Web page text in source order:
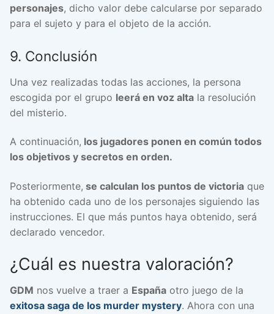
personajes, dicho valor debe calcularse por separado
para el sujeto y para el objeto de la acción.
9. Conclusión
Una vez realizadas todas las acciones, la persona
escogida por el grupo leerá en voz alta la resolución
del misterio.
A continuación, los jugadores ponen en común todos
los objetivos y secretos en orden.
Posteriormente, se calculan los puntos de victoria que
ha obtenido cada uno de los personajes siguiendo las
instrucciones. El que más puntos haya obtenido, será
declarado vencedor.
¿Cuál es nuestra valoración?
GDM nos vuelve a traer a España otro juego de la
exitosa saga de los murder mystery. Ahora con una